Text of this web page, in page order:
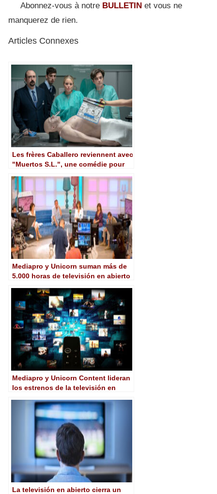
Abonnez-vous à notre BULLETIN et vous ne
manquerez de rien.
Articles Connexes
Les frères Caballero reviennent avec
"Muertos S.L.", une comédie pour
une maison funéraire
Mediapro y Unicorn suman más de
5.000 horas de televisión en abierto
Mediapro y Unicorn Content lideran
los estrenos de la televisión en
La televisión en abierto cierra un